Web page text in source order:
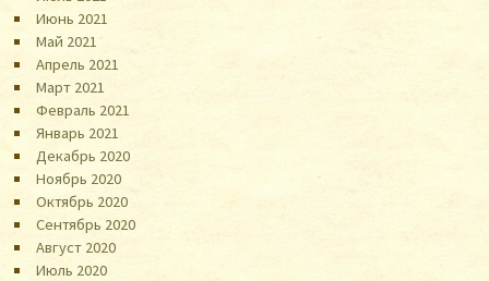
Июнь 2021
Май 2021
Апрель 2021
Март 2021
Февраль 2021
Январь 2021
Декабрь 2020
Ноябрь 2020
Октябрь 2020
Сентябрь 2020
Август 2020
Июль 2020